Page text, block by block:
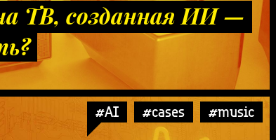
ТВ, созданная ИИ —
#AI #cases #music